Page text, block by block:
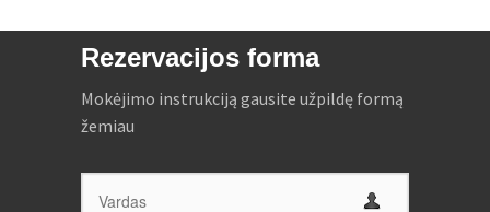
Rezervacijos forma
Mokėjimo instrukciją gausite užpildę formą
žemiau